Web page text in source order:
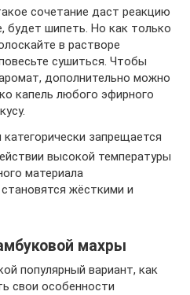
сочетание даст реакцию
будет шипеть. Но как только
в растворе
сушиться. Чтобы
дополнительно можно
капель любого эфирного
запрещается
высокой температуры
материала
жёсткими и
махры
популярный вариант, как
свои особенности